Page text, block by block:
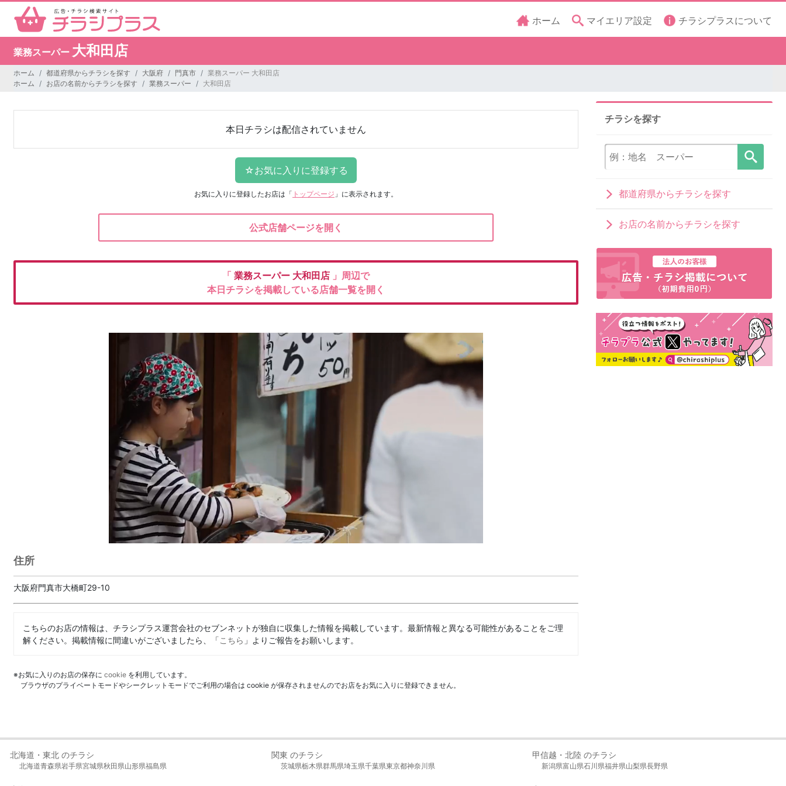
ホーム マイエリア設定 チラシプラスについて
業務スーパー 大和田店
ホーム 都道府県からチラシを探す 大阪府 門真市
業務スーパー 大和田店
ホーム
お店の名前からチラシを探す 業務スーパー 大和田店
本日チラシは配信されていません
お気に入りに登録したお店は 「 トップページ 」に表示されます。
公式店舗ページを開く
「 業務スーパー 大和田店 」周辺で
本日チラシを掲載している店舗一覧を開く
住所
大阪府門真市大橋町29-10
こちらのお店の情報は、チラシプラス運営会社のセブンネットが独自に収集した情報を掲載しています。最新情報と異なる可能性があることをご理
解ください。掲載情報に間違いがございましたら、「こちら 」よりご報告をお願いします。
※お気に入りのお店の保存に cookie を利用しています。
ブラウザのプライベートモードやシークレットモードでご利用の場合は cookie が保存されませんのでお店をお気に入りに登録できません。
チラシを探す
都道府県からチラシを探す
お店の名前からチラシを探す
北海道・東北 のチラシ
北海道青森県岩手県宮城県秋田県山形県福島県
関東 のチラシ
茨城県栃木県群馬県埼玉県千葉県東京都神奈川県
甲信越・北陸 のチラシ
新潟県富山県石川県福井県山梨県長野県